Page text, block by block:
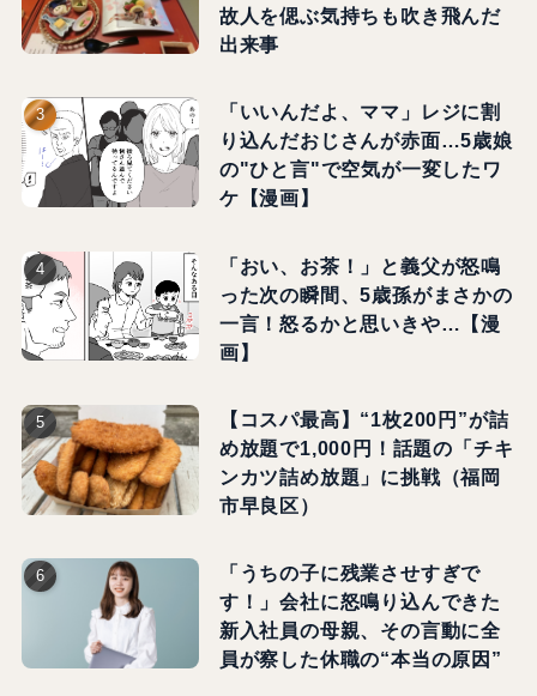
故人を偲ぶ気持ちも吹き飛んだ
出来事
「いいんだよ、ママ」レジに割
り込んだおじさんが赤面…5歳娘
の"ひと言"で空気が一変したワ
ケ【漫画】
「おい、お茶！」と義父が怒鳴
った次の瞬間、5歳孫がまさかの
一言！怒るかと思いきや…【漫
画】
【コスパ最高】“1枚200円”が詰
め放題で1,000円！話題の「チキ
ンカツ詰め放題」に挑戦（福岡
市早良区）
「うちの子に残業させすぎで
す！」会社に怒鳴り込んできた
新入社員の母親、その言動に全
員が察した休職の“本当の原因”